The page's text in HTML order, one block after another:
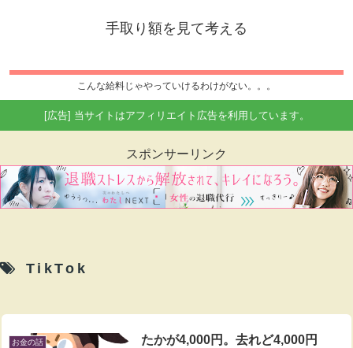
手取り額を見て考える
こんな給料じゃやっていけるわけがない。。。
[広告] 当サイトはアフィリエイト広告を利用しています。
スポンサーリンク
TikTok
お金の話 たかが4,000円。去れど4,000円